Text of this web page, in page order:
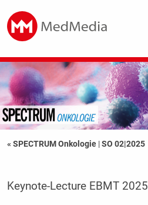
« SPECTRUM Onkologie |SO 02|2025
Keynote-Lecture EBMT 2025